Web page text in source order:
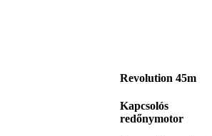
Revolution 45m
Kapcsolós
redőnymotor